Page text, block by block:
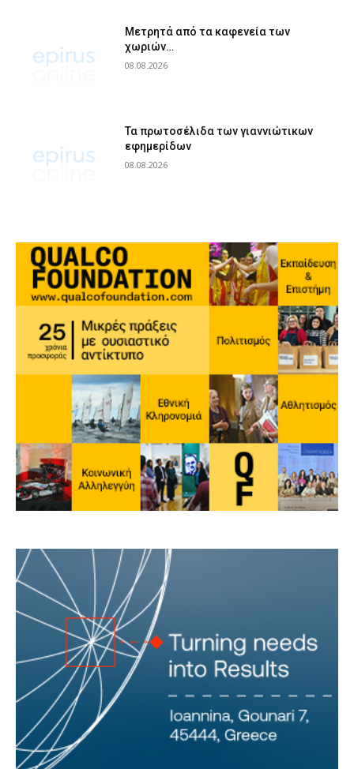
Μετρητά από τα καφενεία των
χωριών…
08.08.2026
Τα πρωτοσέλιδα των γιαννιώτικων
εφημερίδων
08.08.2026